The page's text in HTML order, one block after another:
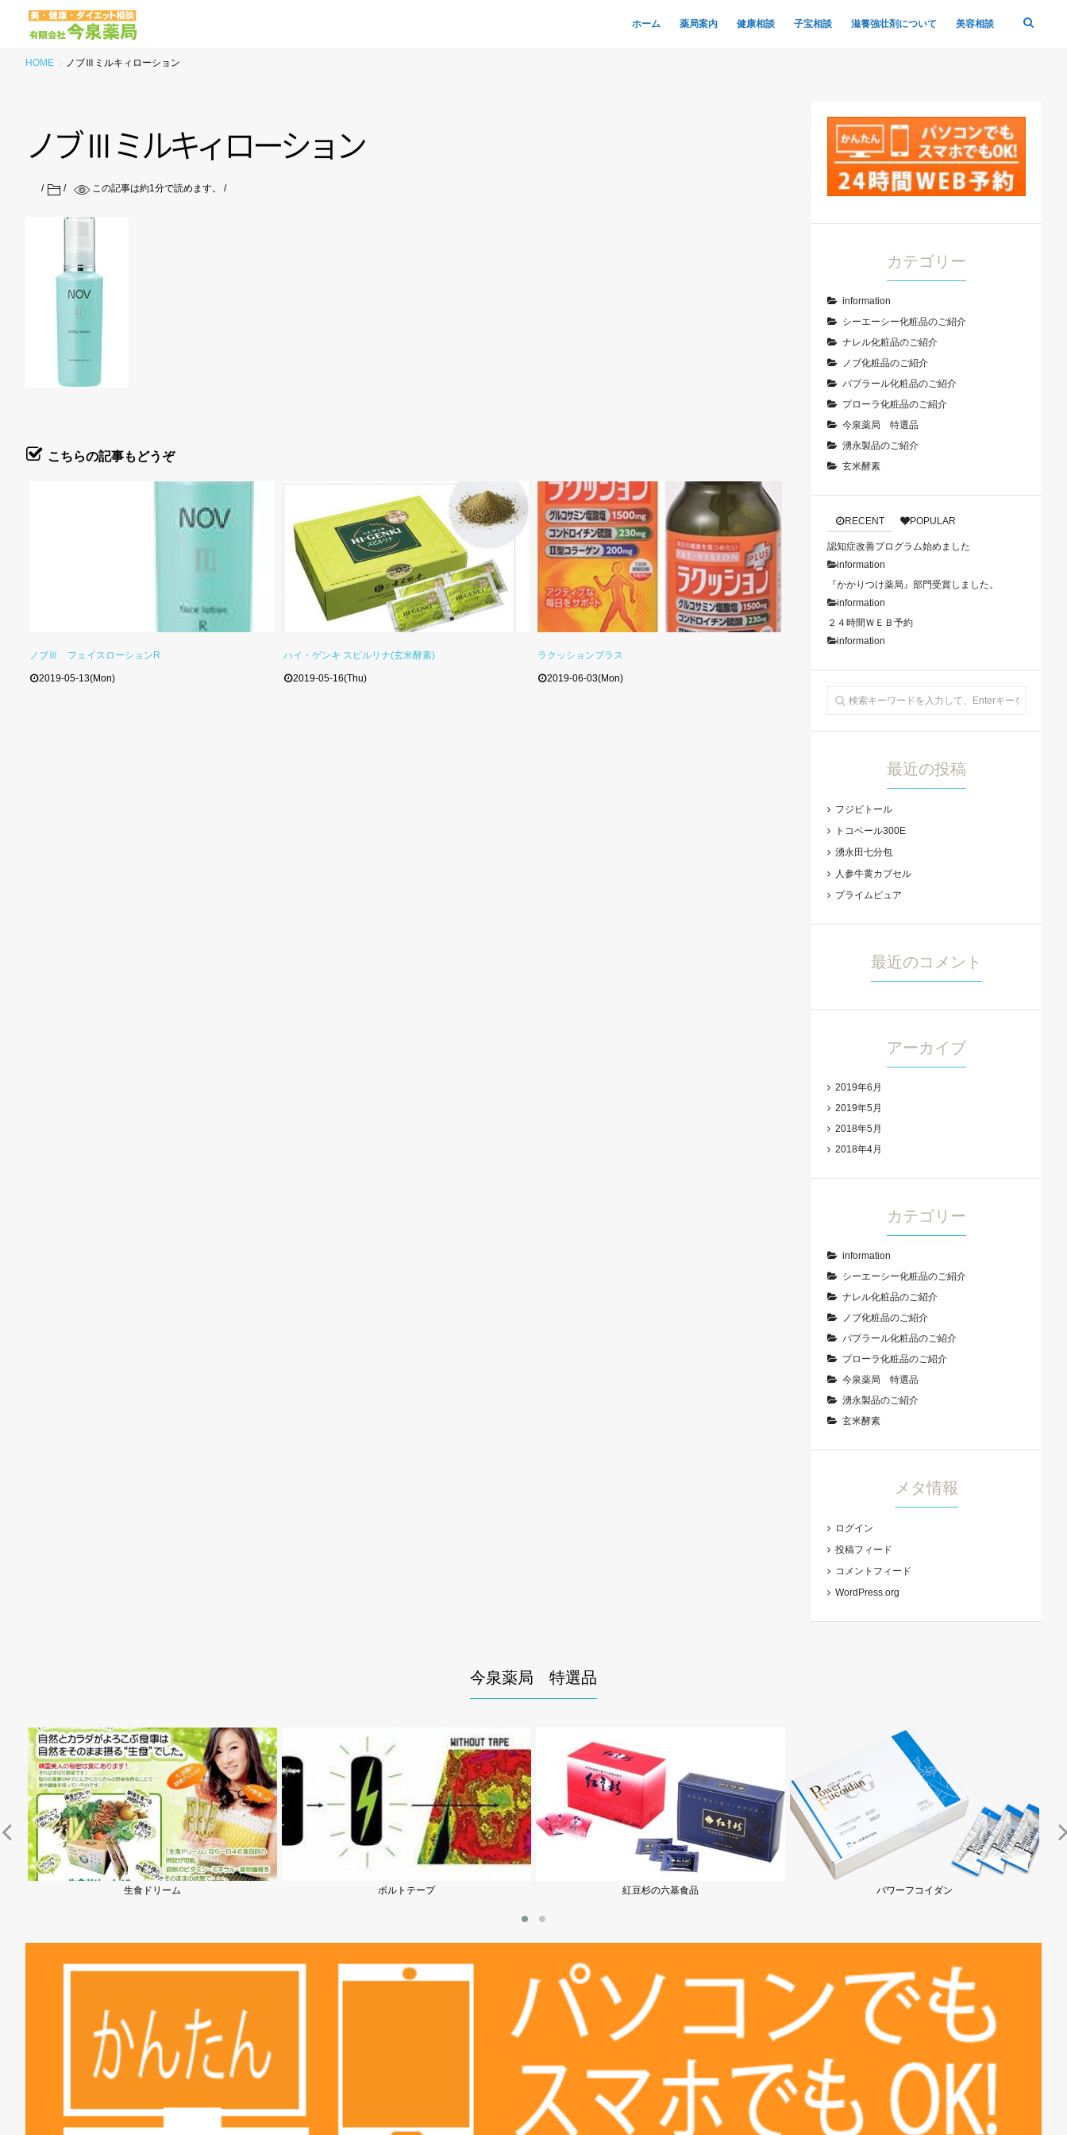
ホーム 薬局案内 健康相談 子宝相談 滋養強壮剤について 美容相談
HOME ノブⅢミルキィローション
ノ ブⅢ ミ ルキィ ローショ ン
この記事は約1分で読めます。
こちらの記事もどうぞ
ノブⅢ フェイスローションR
2019-05-13(Mon)
ハイ・ゲンキ スピルリナ(玄米酵素)
2019-05-16(Thu)
ラクッションプラス
2019-06-03(Mon)
カテゴリー
information
シーエーシー化粧品のご紹介
ナレル化粧品のご紹介
ノブ化粧品のご紹介
パプラール化粧品のご紹介
プローラ化粧品のご紹介
今泉薬局 特選品
湧永製品のご紹介
玄米酵素
RECENT POPULAR
認知症改善プログラム始めました
information
『かかりつけ薬局』部門受賞しました。
information
２４時間ＷＥＢ予約
information
最近の投稿
フジビトール
トコベール300E
湧永田七分包
人参牛黄カプセル
プライムピュア
最近のコメント
アーカイブ
2019年6月
2019年5月
2018年5月
2018年4月
カテゴリー
information
シーエーシー化粧品のご紹介
ナレル化粧品のご紹介
ノブ化粧品のご紹介
パプラール化粧品のご紹介
プローラ化粧品のご紹介
今泉薬局 特選品
湧永製品のご紹介
玄米酵素
メタ情報
ログイン
投稿フィード
コメントフィード
WordPress.org
今泉薬局 特選品
ボルトテープ 紅豆杉の六基食品 パワーフコイダン 「タヒボNFD」ニューＥ...